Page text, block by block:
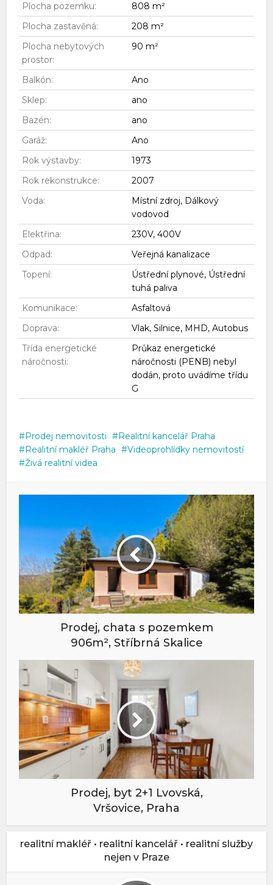
Plocha pozemku:
808 m²
Plocha zastavěná:
208 m²
Plocha nebytových
prostor:
90 m²
Balkón:
Ano
Sklep:
ano
Bazén:
ano
Garáž:
Ano
Rok výstavby:
1973
Rok rekonstrukce:
2007
Voda:
Místní zdroj, Dálkový
vodovod
Elektřina:
230V, 400V
Odpad:
Veřejná kanalizace
Topení:
Ústřední plynové, Ústřední
tuhá paliva
Komunikace:
Asfaltová
Doprava:
Vlak, Silnice, MHD, Autobus
Třída energetické
náročnosti:
Průkaz energetické
náročnosti (PENB) nebyl
dodán, proto uvádíme třídu
G
Prodej nemovitosti
Realitní kancelář Praha
Realitní makléř Praha
Videoprohlídky nemovitostí
Živá realitní videa
Prodej, chata s pozemkem
906m², Stříbrná Skalice
Prodej, byt 2+1 Lvovská,
Vršovice, Praha
realitní makléř • realitní kancelář • realitní služby
nejen v Praze